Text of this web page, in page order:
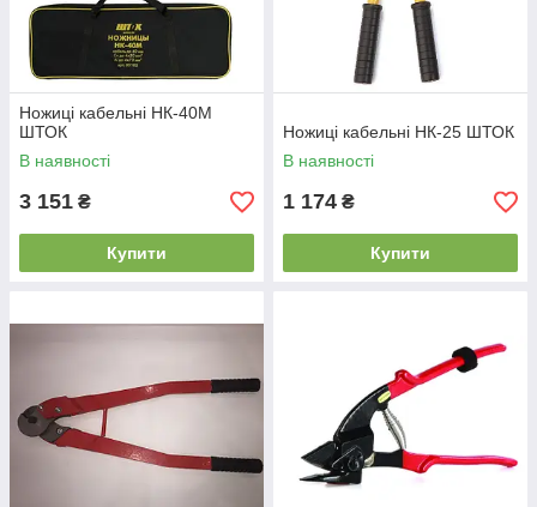
Ножиці кабельні НК-40М
ШТОК
В наявності
3 151 ₴
Купити
Ножиці кабельні НК-25 ШТОК
В наявності
1 174 ₴
Купити